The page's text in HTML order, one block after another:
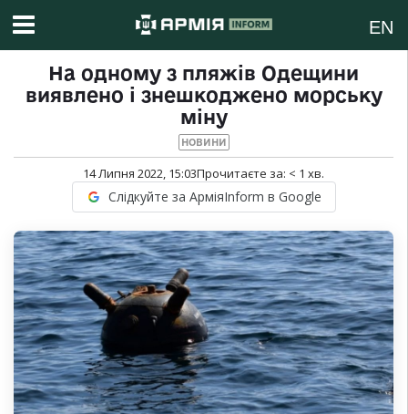
EN
На одному з пляжів Одещини
виявлено і знешкоджено морську
міну
НОВИНИ
14 Липня 2022, 15:03Прочитаєте за: < 1 хв.
Слідкуйте за АрміяInform в Google